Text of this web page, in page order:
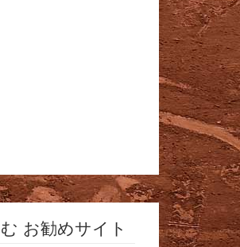
お勧めサイト